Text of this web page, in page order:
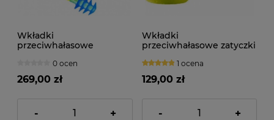
Wkładki
przeciwhałasowe
0 ocen
269,00 zł
- +
Wkładki
przeciwhałasowe zatyczki
1 ocena
129,00 zł
- +